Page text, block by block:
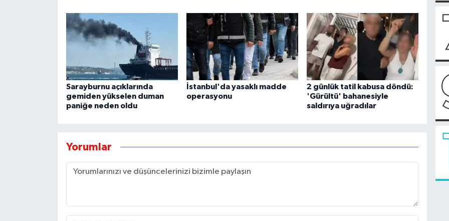
Sarayburnu açıklarında
gemiden yükselen duman
paniğe neden oldu
İstanbul'da yasaklı madde
operasyonu
2 günlük tatil kabusa döndü:
'Gürültü' bahanesiyle
saldırıya uğradılar
Yorumlar